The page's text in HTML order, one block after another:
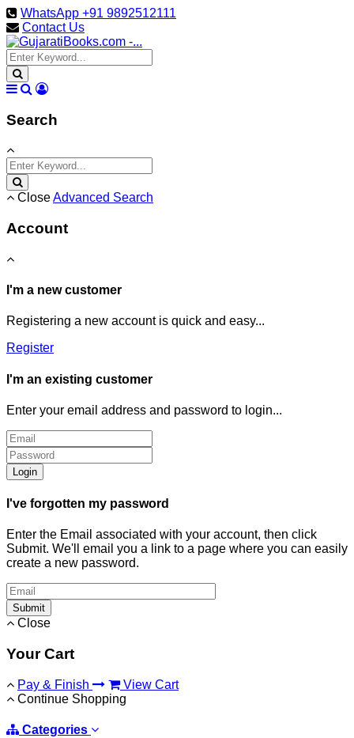
WhatsApp +91 9892512111
Contact Us
Search
CloseAdvanced Search
Account
I'm a new customer
Registering a new account is quick and easy...
Register
I'm an existing customer
Enter your email address and password to login...
Login
I've forgotten my password
Enter the Email associated with your account, then click
Submit. We'll email you a link to a page where you can easily
create a new password.
Submit
Close
Your Cart
Pay & Finish
View Cart
Continue Shopping
Categories